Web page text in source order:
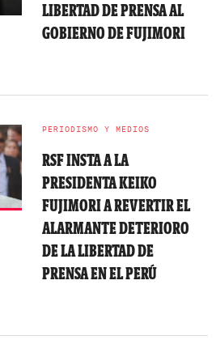
LIBERTAD DE PRENSA AL
GOBIERNO DE FUJIMORI
PERIODISMO Y MEDIOS
RSF INSTA A LA
PRESIDENTA KEIKO
FUJIMORI A REVERTIR EL
ALARMANTE DETERIORO
DE LA LIBERTAD DE
PRENSA EN EL PERÚ